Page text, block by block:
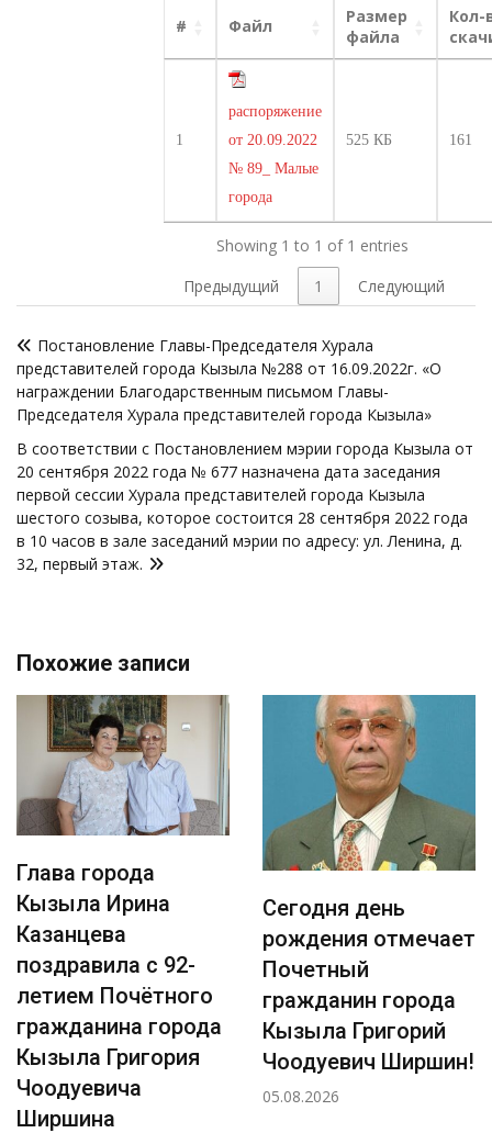
# Файл
Размер
файла
Кол-
1
распоряжение
от 20.09.2022
№ 89_ Малые
города
525 КБ 161
Showing 1 to 1 of 1 entries
Предыдущий
1 Следующий
по
записям
Постановление Главы-Председателя Хурала
представителей города Кызыла №288 от 16.09.2022г. «О
награждении Благодарственным письмом Главы-
Председателя Хурала представителей города Кызыла»
В соответствии с Постановлением мэрии города Кызыла от
20 сентября 2022 года № 677 назначена дата заседания
первой сессии Хурала представителей города Кызыла
шестого созыва, которое состоится 28 сентября 2022 года
в 10 часов в зале заседаний мэрии по адресу: ул. Ленина, д.
32, первый этаж.
Похожие записи
Глава города
Кызыла Ирина
Казанцева
поздравила с 92-
летием Почётного
гражданина города
Кызыла Григория
Чоодуевича
Ширшина
Сегодня день
рождения отмечает
Почетный
гражданин города
Кызыла Григорий
Чоодуевич Ширшин!
05.08.2026